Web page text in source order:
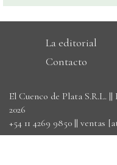
La editorial
Contacto
El Cuenco de Plata S.R.L.
2026
+54 11 4269 9850 || ventas